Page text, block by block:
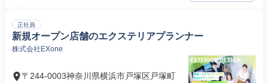
正社員
新規オープン店舗のエクステリアプランナー
株式会社EXone
〒244-0003神奈川県横浜市戸塚区戸塚町